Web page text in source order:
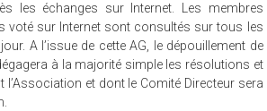
les échanges sur Internet. Les membres
voté sur Internet sont consultés sur tous les
A l’issue de cette AG, le dépouillement de
à la majorité simple les résolutions et
l’Association et dont le Comité Directeur sera